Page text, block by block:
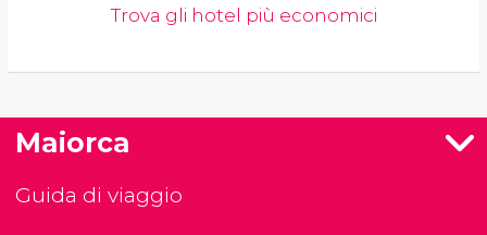
Trova gli hotel più economici
Maiorca
Guida di viaggio